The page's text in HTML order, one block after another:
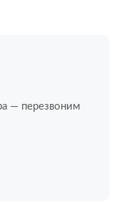
— перезвоним